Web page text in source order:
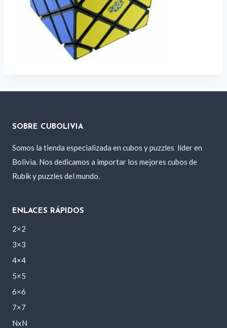
SOBRE CUBOLIVIA
Somos la tienda especializada en cubos y puzzles líder en
Bolivia. Nos dedicamos a importar los mejores cubos de
Rubik y puzzles del mundo.
ENLACES RÁPIDOS
2×2
3×3
4×4
5×5
6×6
7×7
NxN